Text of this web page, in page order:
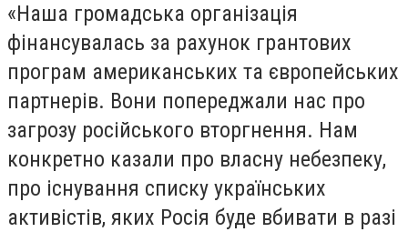
«Наша громадська організація
фінансувалась за рахунок грантових
програм американських та європейських
партнерів. Вони попереджали нас про
загрозу російського вторгнення. Нам
конкретно казали про власну небезпеку,
про існування списку українських
активістів, яких Росія буде вбивати в разі